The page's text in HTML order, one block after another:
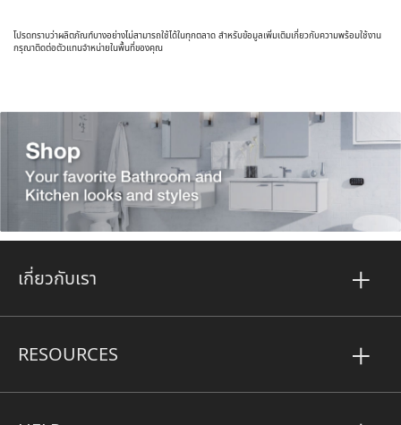
โปรดทราบว่าผลิตภัณฑ์บางอย่างไม่สามารถใช้ได้ในทุกตลาด สำหรับข้อมูลเพิ่มเติมเกี่ยวกับความพร้อมใช้งาน
กรุณาติดต่อตัวแทนจำหน่ายในพื้นที่ของคุณ
เกี่ยวกับเรา
RESOURCES